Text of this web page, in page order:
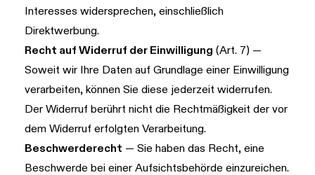
Interesses widersprechen, einschließlich
Direktwerbung.
Recht auf Widerruf der Einwilligung (Art. 7) —
Soweit wir Ihre Daten auf Grundlage einer Einwilligung
verarbeiten, können Sie diese jederzeit widerrufen.
Der Widerruf berührt nicht die Rechtmäßigkeit der vor
dem Widerruf erfolgten Verarbeitung.
Beschwerderecht — Sie haben das Recht, eine
Beschwerde bei einer Aufsichtsbehörde einzureichen.